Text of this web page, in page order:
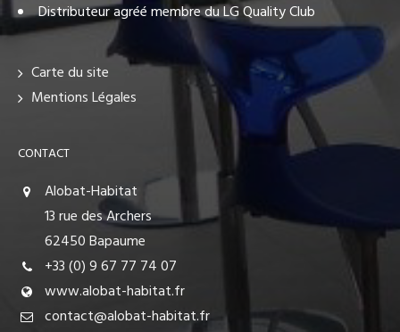
Distributeur agréé membre du LG Quality Club
Carte du site
Mentions Légales
CONTACT
Alobat-Habitat
13 rue des Archers
62450 Bapaume
+33 (0) 9 67 77 74 07
www.alobat-habitat.fr
contact@alobat-habitat.fr